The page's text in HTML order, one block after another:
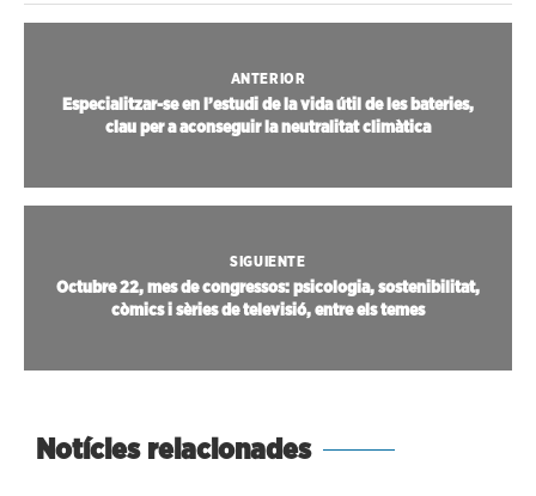
ANTERIOR
Especialitzar-se en l’estudi de la vida útil de les bateries,
clau per a aconseguir la neutralitat climàtica
SIGUIENTE
Octubre 22, mes de congressos: psicologia, sostenibilitat,
còmics i sèries de televisió, entre els temes
Notícies relacionades